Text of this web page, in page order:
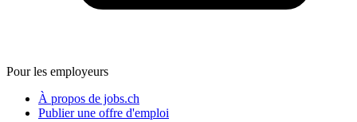
Pour les employeurs
À propos de jobs.ch
Publier une offre d'emploi